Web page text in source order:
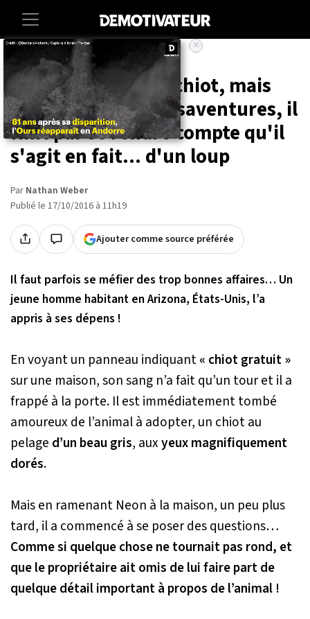
Accueil Societe Insolite Animaux
Il croit adopter un chiot, mais
après quelques mésaventures, il
finit par se rendre compte qu'il
s'agit en fait... d'un loup
Par Nathan Weber
Publié le 17/10/2016 à 11h19
Ajouter comme source préférée
Il faut parfois se méfier des trop bonnes affaires… Un
jeune homme habitant en Arizona, États-Unis, l’a
appris à ses dépens !
En voyant un panneau indiquant« chiot gratuit »
sur une maison, son sang n’a fait qu’un tour et il a
frappé à la porte. Il est immédiatement tombé
amoureux de l’animal à adopter, un chiot au
pelage d’un beau gris, auxyeux magnifiquement
dorés.
Mais en ramenant Neon à la maison, un peu plus
tard, il a commencé à se poser des questions…
Comme si quelque chose ne tournait pas rond, et
que le propriétaire ait omis de lui faire part de
quelque détail important à propos de l’animal !
×